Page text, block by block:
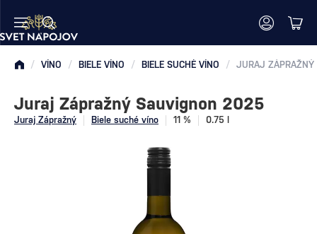
/ VÍNO / BIELE VÍNO / BIELE SUCHÉ VÍNO / JURAJ
Juraj Zápražný Biele suché víno 11 % 0.75 l
Juraj Zápražný Sauvignon 2025